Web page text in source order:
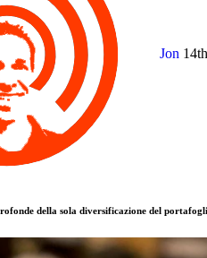
Jon
della sola diversificazione del